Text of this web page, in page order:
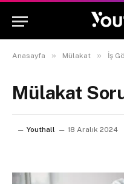
Anasayfa » Mülakat » İş
Mülakat
Youthall 18 Aralık 2024